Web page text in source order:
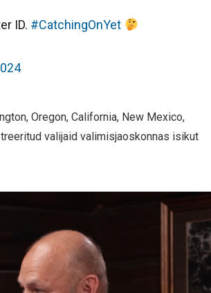
ID. #CatchingOnYet
Oregon, California, New Mexico,
valijaid valimisjaoskonnas isikut